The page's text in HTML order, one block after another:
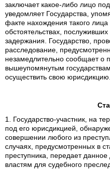
заключает какое-либо лицо
уведомляет Государства,
факте нахождения такого
обстоятельствах,
задержания. Государство,
расследование,
незамедлительно сообщает о
вышеупомянутым
осуществить свою юрисдикцию.
1. Государство-участник, на
под его юрисдикцией,
совершении любого из
случаях, предусмотренных в
преступника, передает
властям для судебного